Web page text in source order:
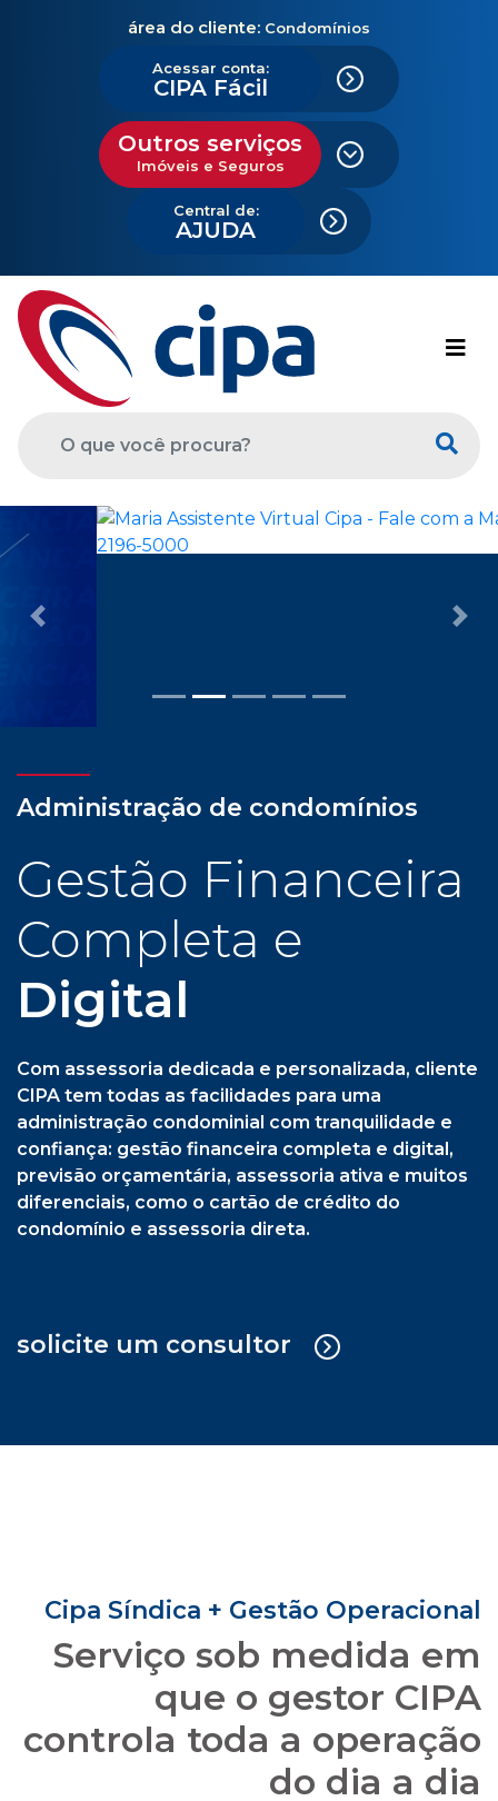
área do cliente: Condomínios
Acessar conta:
CIPA Fácil
Outros serviços
Imóveis e Seguros
Central de:
AJUDA
Previous
Gestão Financeira
Completa e
Digital
Com assessoria dedicada e personalizada, cliente
CIPA tem todas as facilidades para uma
administração condominial com tranquilidade e
confiança: gestão financeira completa e digital,
previsão orçamentária, assessoria ativa e muitos
condomínio e assessoria direta.
solicite um consultor
Cipa Síndica + Gestão Operacional
do dia a dia
Equipe, manutenção e obras, com gestão
integrada e transparente e proporcionando mais
liberdade para o síndico tratar de assuntos que
precisam mais da sua atenção no condomínio.